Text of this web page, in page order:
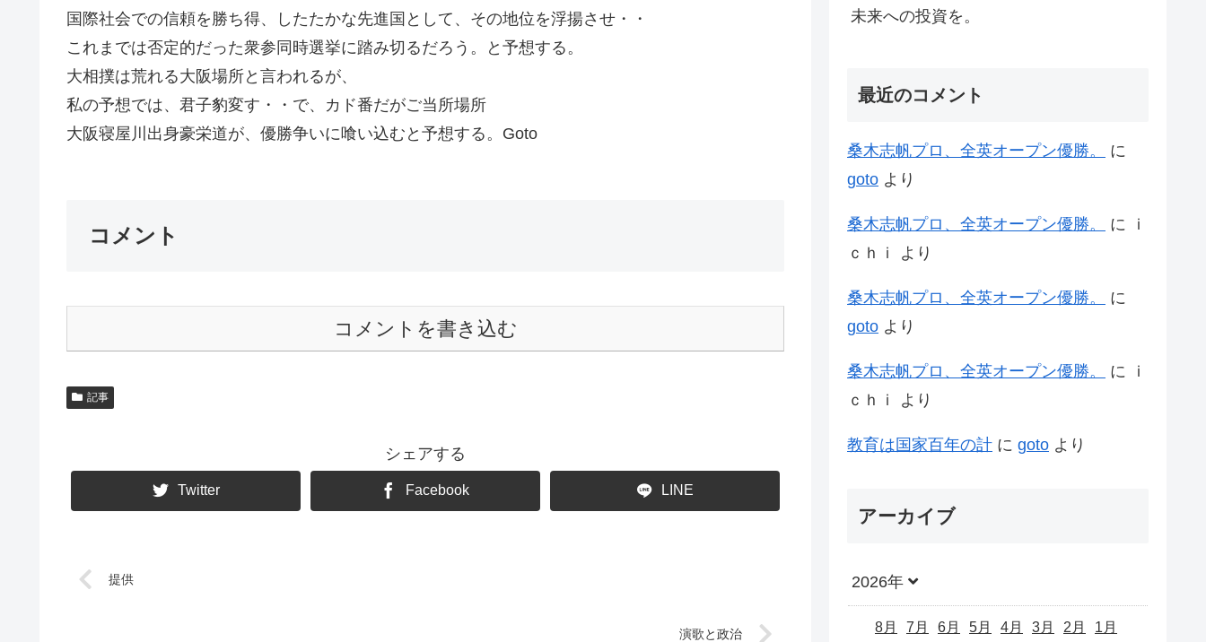
国際社会での信頼を勝ち得、したたかな先進国として、その地位を浮揚させ・・
これまでは否定的だった衆参同時選挙に踏み切るだろう。と予想する。
大相撲は荒れる大阪場所と言われるが、
私の予想では、君子豹変す・・で、カド番だがご当所場所
大阪寝屋川出身豪栄道が、優勝争いに喰い込むと予想する。Goto
コメント
コメントを書き込む
記事
シェアする
Twitter Facebook LINE
提供
演歌と政治
未来への投資を。
最近のコメント
桑木志帆プロ、全英オープン優勝。
に
goto より
桑木志帆プロ、全英オープン優勝。 に
ｉ
ｃｈｉ
より
桑木志帆プロ、全英オープン優勝。
に
goto より
桑木志帆プロ、全英オープン優勝。 に
ｉ
ｃｈｉ
より
教育は国家百年の計 に goto より
アーカイブ
2026年
8月 7月 6月 5月 4月 3月 2月 1月